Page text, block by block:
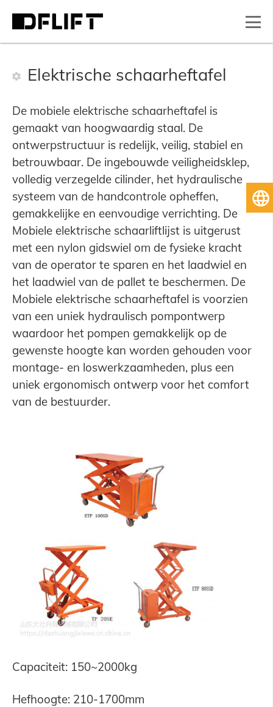
Elektrische schaarheftafel
De mobiele elektrische schaarheftafel is
gemaakt van hoogwaardig staal. De
ontwerpstructuur is redelijk, veilig, stabiel en
betrouwbaar. De ingebouwde veiligheidsklep,
volledig verzegelde cilinder, het hydraulische
systeem van de handcontrole opheffen,
gemakkelijke en eenvoudige verrichting. De
Mobiele elektrische schaarliftlijst is uitgerust
met een nylon gidswiel om de fysieke kracht
van de operator te sparen en het laadwiel en
het laadwiel van de pallet te beschermen. De
Mobiele elektrische schaarheftafel is voorzien
van een uniek hydraulisch pompontwerp
waardoor het pompen gemakkelijk op de
gewenste hoogte kan worden gehouden voor
montage- en loswerkzaamheden, plus een
uniek ergonomisch ontwerp voor het comfort
van de bestuurder.
Capaciteit: 150~2000kg
Hefhoogte: 210-1700mm